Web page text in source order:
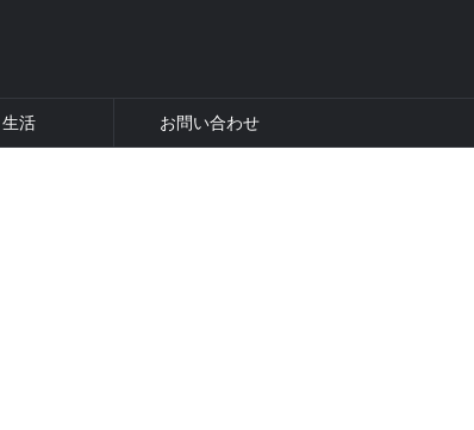
生活 お問い合わせ